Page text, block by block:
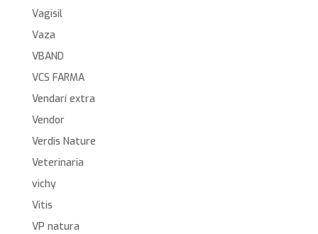
Vagisil
Vaza
VBAND
VCS FARMA
Vendarí extra
Vendor
Verdis Nature
Veterinaria
vichy
Vitis
VP natura